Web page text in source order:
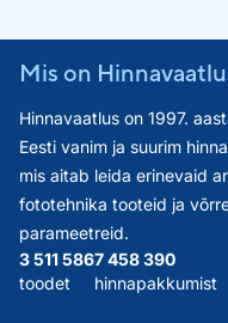
Mis on
Hinnavaatlus on 1997.
Eesti vanim ja suurim
mis aitab leida erinevaid
fototehnika tooteid ja
parameetreid.
3 511 586
toodet
7 458 390
hinnapakkumist